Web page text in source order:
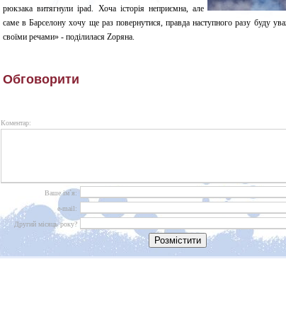
рюкзака витягнули ipad. Хоча історія неприємна, але
саме в Барселону хочу ще раз повернутися, правда наступного разу буду
своїми речами» - поділилася Zоряна.
Обговорити
Коментар:
Ваше ім`я:
e-mail:
Другий місяць року?